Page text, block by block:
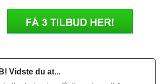
Vidste du at...